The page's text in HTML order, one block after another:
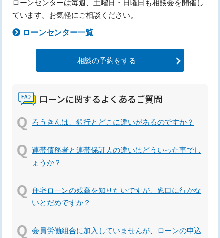
ローンセンターは毎週、土曜日・日曜日も相談会を開催し
ています。お気軽にご相談ください。
ローンセンター一覧
相談の予約をする
ローンに関するよくあるご質問
ろうきんは、銀行とどこに違いがあるのですか？
連帯債務者と連帯保証人の違いはどういった事でし
ょうか？
住宅ローンの残高を知りたいですが、窓口に行かな
いとだめですか？
会員労働組合に加入していませんが、ローンの申込